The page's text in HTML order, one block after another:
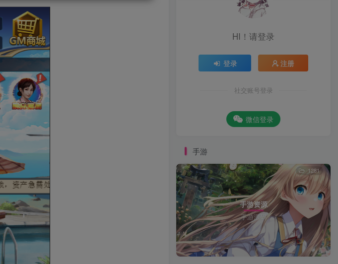
HI！请登录
登录 注册
社交账号登录
微信登录
手游
手游资源
手游源码
1281